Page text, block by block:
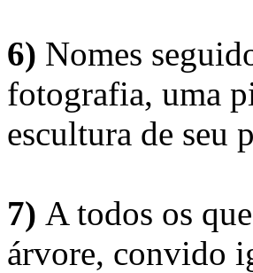
6) Nomes
fotografia, uma
escultura de seu
7) A todos os
árvore, convido